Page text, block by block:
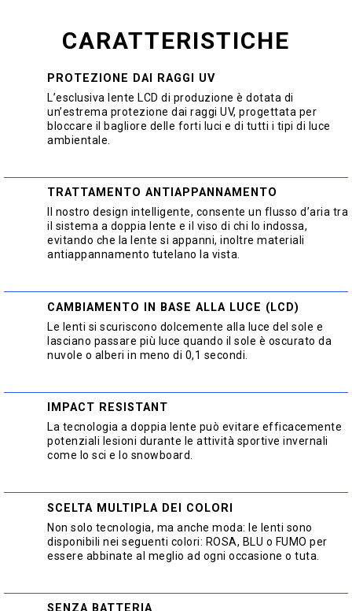
CARATTERISTICHE
PROTEZIONE DAI RAGGI UV
L’esclusiva lente LCD di produzione è dotata di
un’estrema protezione dai raggi UV, progettata per
bloccare il bagliore delle forti luci e di tutti i tipi di luce
ambientale.
TRATTAMENTO ANTIAPPANNAMENTO
Il nostro design intelligente, consente un flusso d’aria tra
il sistema a doppia lente e il viso di chi lo indossa,
evitando che la lente si appanni, inoltre materiali
antiappannamento tutelano la vista.
CAMBIAMENTO IN BASE ALLA LUCE (LCD)
Le lenti si scuriscono dolcemente alla luce del sole e
lasciano passare più luce quando il sole è oscurato da
nuvole o alberi in meno di 0,1 secondi.
IMPACT RESISTANT
La tecnologia a doppia lente può evitare efficacemente
potenziali lesioni durante le attività sportive invernali
come lo sci e lo snowboard.
SCELTA MULTIPLA DEI COLORI
Non solo tecnologia, ma anche moda: le lenti sono
disponibili nei seguenti colori: ROSA, BLU o FUMO per
essere abbinate al meglio ad ogni occasione o tuta.
SENZA BATTERIA